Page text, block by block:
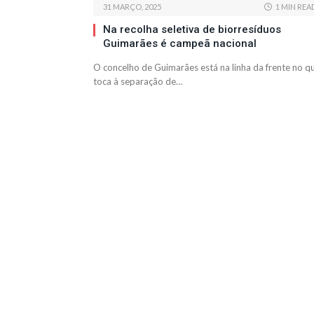
31 MARÇO, 2025 1 MIN
Na recolha seletiva de biorresíduos
Guimarães é campeã nacional
O concelho de Guimarães está na linha da frente no
toca à separação de…